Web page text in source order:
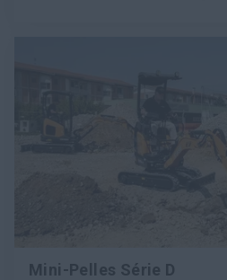
Mini-Pelles Série D